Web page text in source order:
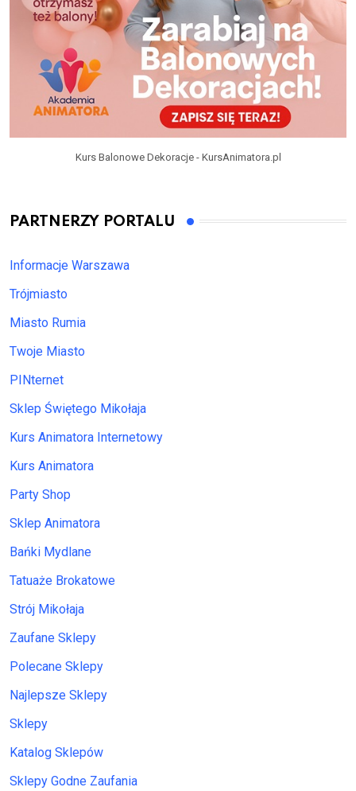
Kurs Balonowe Dekoracje - KursAnimatora.pl
PARTNERZY PORTALU
Informacje Warszawa
Trójmiasto
Miasto Rumia
Twoje Miasto
PINternet
Sklep Świętego Mikołaja
Kurs Animatora Internetowy
Kurs Animatora
Party Shop
Sklep Animatora
Bańki Mydlane
Tatuaże Brokatowe
Strój Mikołaja
Zaufane Sklepy
Polecane Sklepy
Najlepsze Sklepy
Sklepy
Katalog Sklepów
Sklepy Godne Zaufania